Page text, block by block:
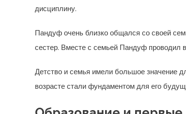
дисциплину.
Пандуф очень близко общался со своей
сестер. Вместе с семьей Пандуф проводил
Детство и семья имели большое значение
возрасте стали фундаментом для его